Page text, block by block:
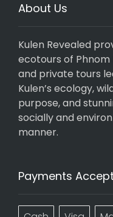
About Us
Kulen Revealed
ecotours of Phnom
and private tours
Kulen’s ecology,
purpose, and
socially and
manner.
Payments